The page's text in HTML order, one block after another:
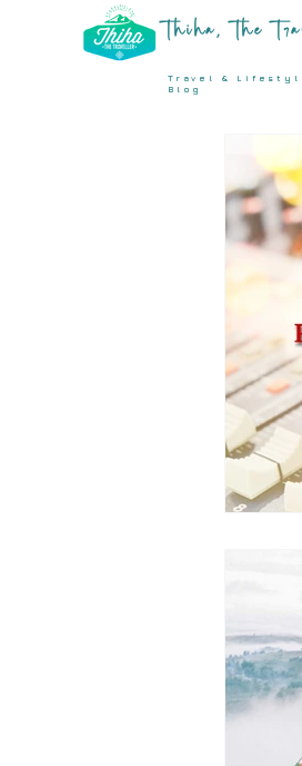
Thiha, The
Travel &
Blog